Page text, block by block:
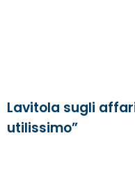
Lavitola sugli
utilissimo”